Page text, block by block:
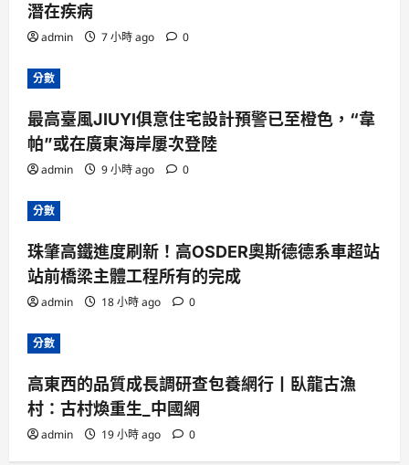
潛在疾病
admin 7 小時 ago 0
分數
最高臺風JIUYI俱意住宅設計預警已至橙色，“韋
帕”或在廣東海岸屢次登陸
admin 9 小時 ago 0
分數
珠肇高鐵進度刷新！高OSDER奧斯德德系車超站
站前橋梁主體工程所有的完成
admin 18 小時 ago 0
分數
高東西的品質成長調研查包養網行丨臥龍古漁
村：古村煥重生_中國網
admin 19 小時 ago 0